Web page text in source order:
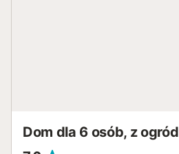
Dom dla 6 osób, z ogród